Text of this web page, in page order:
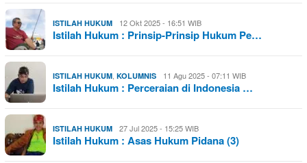
ISTILAH HUKUM 12 Okt 2025 - 16:51 WIB
Istilah Hukum : Prinsip-Prinsip Hukum Pe…
ISTILAH HUKUM, KOLUMNIS 11 Agu 2025 - 07:11 WIB
Istilah Hukum : Perceraian di Indonesia …
ISTILAH HUKUM 27 Jul 2025 - 15:25 WIB
Istilah Hukum : Asas Hukum Pidana (3)